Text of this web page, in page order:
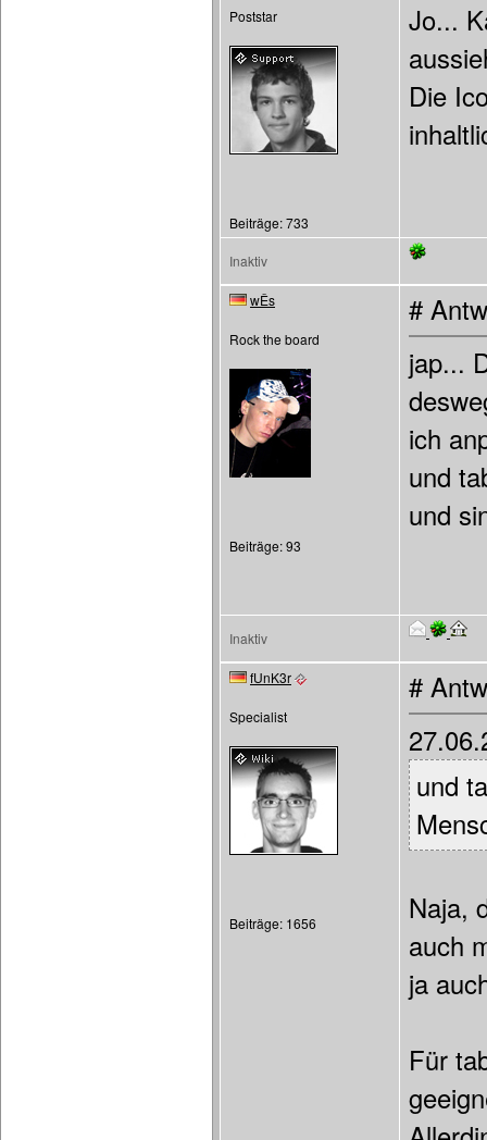
Poststar
Beiträge: 733
Jo...
Die
Inaktiv
wÊs
Rock the board
Beiträge: 93
#
jap...
ich
und
und
Inaktiv
fUnK3r
Specialist
Beiträge: 1656
#
und
Naja,
auch
ja
Für